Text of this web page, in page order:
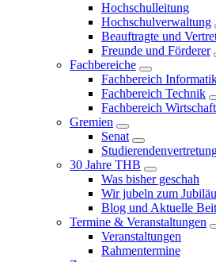
Hochschulleitung
Hochschulverwaltung
Beauftragte und
Freunde und Förderer
Fachbereiche
Fachbereich
Fachbereich Technik
Fachbereich Wirtschaft
Gremien
Senat
30 Jahre THB
Was bisher geschah
Wir jubeln zum
Blog und Aktuelle
Termine & Veranstaltungen
Veranstaltungen
Rahmentermine